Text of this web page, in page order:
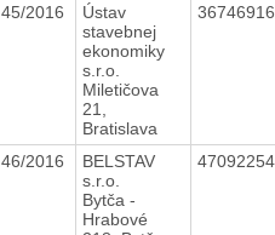
45/2016
Ústav
stavebnej
ekonomiky
s.r.o.
Miletičova
21,
Bratislava
46/2016
BELSTAV
s.r.o.
Bytča -
Hrabové